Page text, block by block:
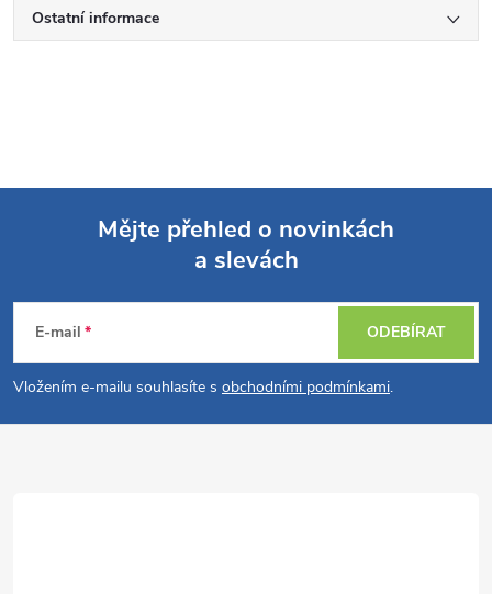
Ostatní informace
p
a
Mějte přehled o novinkách
a slevách
E-mail
Vložením e-mailu souhlasíte s obchodními podmínkami.
ODEBÍRAT